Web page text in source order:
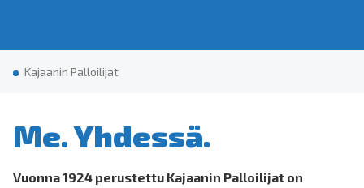
Ka­jaa­nin Pal­loi­li­jat
Me. Yhdessä.
Vuonna 1924 perustettu Kajaanin Palloilijat on